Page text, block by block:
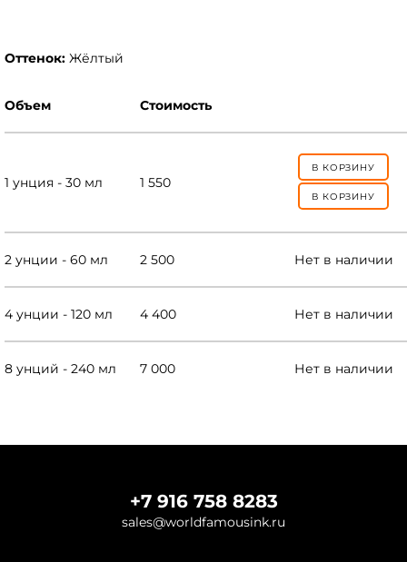
Оттенок: Жёлтый
Объем Стоимость
1 унция - 30 мл 1 550
В КОРЗИНУ
В КОРЗИНУ
2 унции - 60 мл 2 500 Нет в наличии
4 унции - 120 мл 4 400 Нет в наличии
8 унций - 240 мл 7 000 Нет в наличии
+7 916 758 8283
sales@worldfamousink.ru